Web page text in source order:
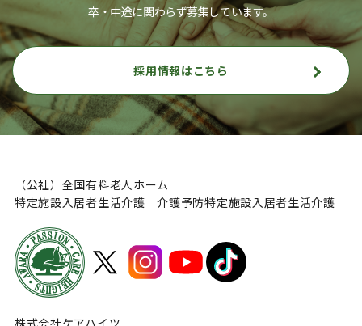
卒・中途に関わらず募集しています。
採用情報はこちら
（公社）全国有料老人ホーム
特定施設入居者生活介護 介護予防特定施設入居者生活介護
株式会社ケアハイツ